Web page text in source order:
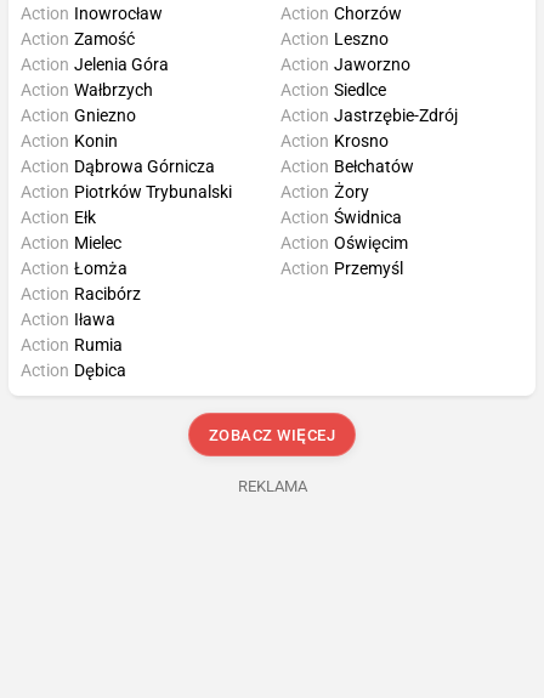
Action Inowrocław
Action Zamość
Action Jelenia Góra
Action Chorzów
Action Leszno
Action Jaworzno
Action Wałbrzych
Action Gniezno
Action Konin
Action Dąbrowa Górnicza
Action Siedlce
Action Jastrzębie-Zdrój
Action Krosno
Action Bełchatów
Action Piotrków Trybunalski
Action Ełk
Action Mielec
Action Łomża
Action Żory
Action Świdnica
Action Oświęcim
Action Przemyśl
Action Racibórz
Action Iława
Action Rumia
Action Dębica
ZOBACZ WIĘCEJ
REKLAMA